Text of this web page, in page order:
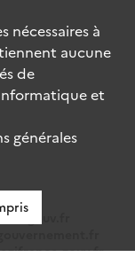
nécessaires à
aucune
de
et
générales